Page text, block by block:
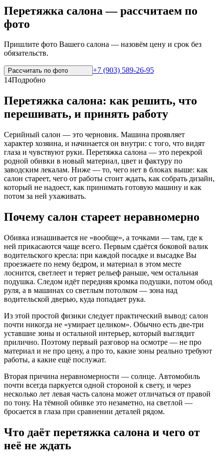
Перетяжка салона — рассчитаем по
фото
Пришлите фото Вашего салона — назовём цену и срок без
обязательств.
Рассчитать по фото
+7 (903) 589-26-95
14Подробно
Перетяжка салона: как решить, что
перешивать, и принять работу
Серийный салон — это черновик. Машина проявляет
характер хозяина, и начинается он внутри: с того, что видят
глаза и чувствуют руки. Перетяжка салона — это перекрой
родной обивки в новый материал, цвет и фактуру по
заводским лекалам. Ниже — то, чего нет в блоках выше: как
салон стареет, чего от работы стоит ждать, как собрать дизайн,
который не надоест, как принимать готовую машину и как
потом за ней ухаживать.
Почему салон стареет неравномерно
Обивка изнашивается не «вообще», а точками — там, где к
ней прикасаются чаще всего. Первым сдаётся боковой валик
водительского кресла: при каждой посадке и высадке Вы
проезжаете по нему бедром, и материал в этом месте
лоснится, светлеет и теряет рельеф раньше, чем остальная
подушка. Следом идёт передняя кромка подушки, потом обод
руля, а в машинах со светлым потолком — зона над
водительской дверью, куда попадает рука.
Из этой простой физики следует практический вывод: салон
почти никогда не «умирает целиком». Обычно есть две-три
уставшие зоны и остальной интерьер, который выглядит
прилично. Поэтому первый разговор на осмотре — не про
материал и не про цену, а про то, какие зоны реально требуют
работы, а какие ещё послужат.
Вторая причина неравномерности — солнце. Автомобиль
почти всегда паркуется одной стороной к свету, и через
несколько лет левая часть салона может отличаться от правой
по тону. На тёмной обивке это незаметно, на светлой —
бросается в глаза при сравнении деталей рядом.
Что даёт перетяжка салона и чего от
неё не ждать